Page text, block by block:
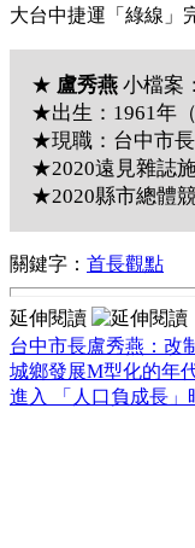
大台中捷運「綠線」
★ 盧秀燕 小檔案：
★出生：1961年
★現職：台中市長
★2020遠見雜誌
★2020縣市總體
關鍵字： 首長觀點
延伸閱讀
台中市長盧秀燕：改
城鄉發展M型化的年
進入 「人口負成長